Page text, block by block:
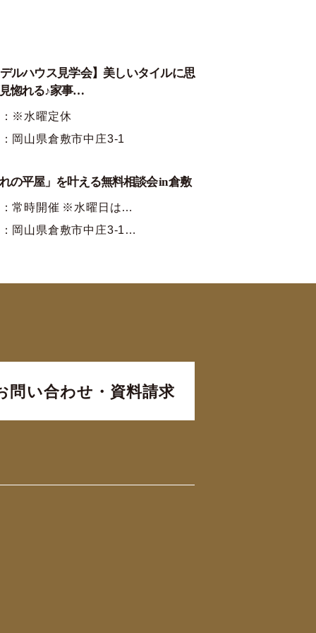
ルハウス見学会】美しいタイルに思
惚れる♪家事…
※水曜定休
岡山県倉敷市中庄3-1
の平屋」を叶える無料相談会 in 倉敷
常時開催 ※水曜日は…
岡山県倉敷市中庄3-1…
問い合わせ・資料請求